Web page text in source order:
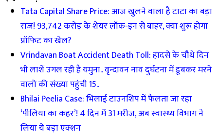
Tata Capital Share Price: आज खुलने वाला है टाटा का बड़ा
राज! 93,742 करोड़ के शेयर लॉक-इन से बाहर, क्या शुरू होगा
प्रॉफिट का खेल?
Vrindavan Boat Accident Death Toll: हादसे के चौथे दिन
भी लाशें उगल रही है यमुना.. वृन्दावन नाव दुर्घटना में डूबकर मरने
वालो की संख्या पहुंची 15..
Bhilai Peelia Case: भिलाई टाउनशिप में फैलता जा रहा
‘पीलिया का कहर’! 4 दिन में 31 मरीज, अब स्वास्थ्य विभाग ने
लिया ये बड़ा एक्शन